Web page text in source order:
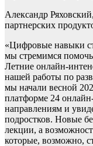
Александр
партнерских
«Цифровые навыки
мы стремимся
Летние онлайн-
нашей работы по
мы начали весной
платформе 24
направлениям и
подростков. Новые
лекции, а
которые, возможно,